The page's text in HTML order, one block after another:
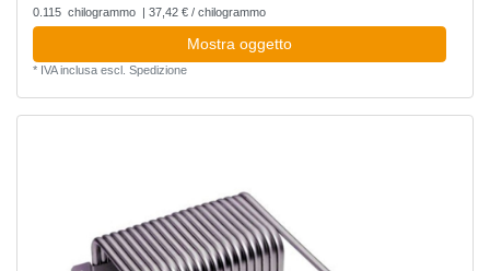
0.115 chilogrammo | 37,42 € / chilogrammo
Mostra oggetto
* IVA inclusaescl. Spedizione